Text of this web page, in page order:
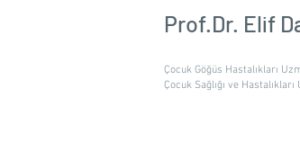
Çocuk Göğüs Hastalıkları
Çocuk Sağlığı ve Hastalıkları
Prof.Dr. Elif